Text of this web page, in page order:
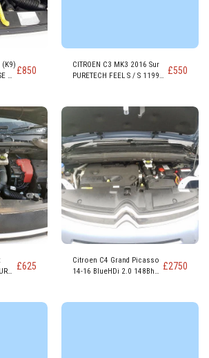
(K9)
M
£850
CITROEN C3 MK3 2016 Sur
PURETECH FEEL S / S 1199
£550
£625
Citroen C4 Grand Picasso
14-16 BlueHDi 2.0 148Bhp £2750